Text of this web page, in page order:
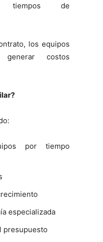
tiempos de
los equipos
costos
por tiempo
especializada
presupuesto